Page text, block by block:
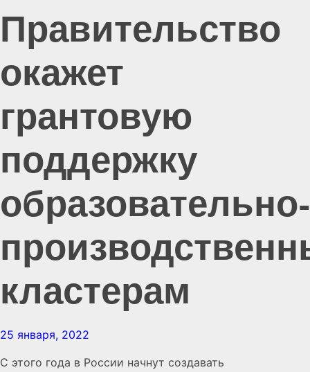
Правительство
окажет
грантовую
поддержку
образовательно-
кластерам
25 января, 2022
С этого года в России начнут создавать